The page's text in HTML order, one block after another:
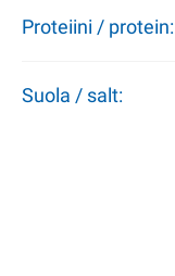
Proteiini / protein:
Suola / salt: